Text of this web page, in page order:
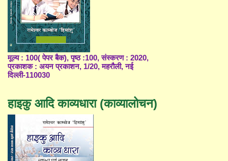
मूल्य : 100( पेपर बैक), पृष्ठ :100, संस्करण : 2020,
प्रकाशक : अयन प्रकाशन, 1/20, महरौली, नई
दिल्ली-110030
हाइकु आदि काव्यधारा (काव्यालोचन)